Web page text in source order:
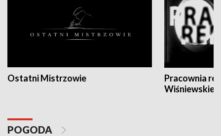
Ostatni Mistrzowie
Pracownia
POGODA